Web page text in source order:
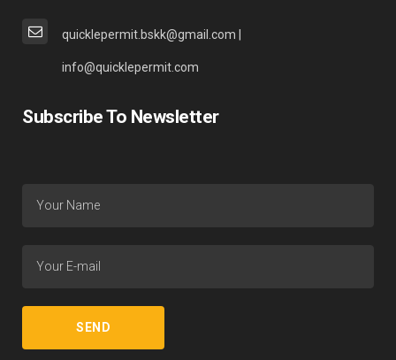
quicklepermit.bskk@gmail.com |
info@quicklepermit.com
Subscribe To Newsletter